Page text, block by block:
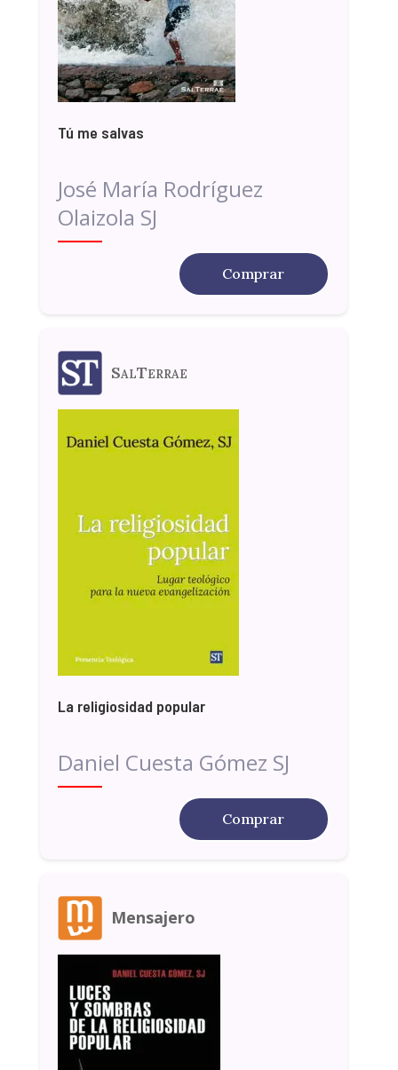
Tú me salvas
José María Rodríguez
Olaizola SJ
Comprar
SalTerrae
La religiosidad popular
Daniel Cuesta Gómez SJ
Comprar
Mensajero